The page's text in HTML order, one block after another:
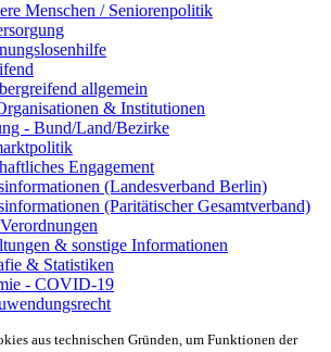
Menschen / Seniorenpolitik
allgemein
& Institutionen
- Bund/Land/Bezirke
Engagement
(Landesverband Berlin)
(Paritätischer Gesamtverband)
& sonstige Informationen
& Statistiken
- COVID-19
aus technischen Gründen, um Funktionen der